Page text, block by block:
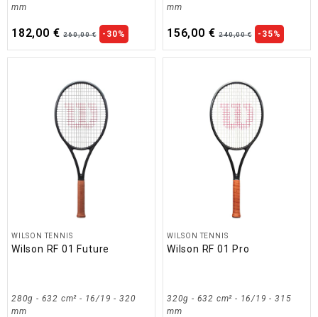
mm
182,00 € 260,00 € -30%
mm
156,00 € 240,00 € -35%
WILSON TENNIS
Wilson RF 01 Future
280g - 632 cm² - 16/19 - 320
mm
WILSON TENNIS
Wilson RF 01 Pro
320g - 632 cm² - 16/19 - 315
mm